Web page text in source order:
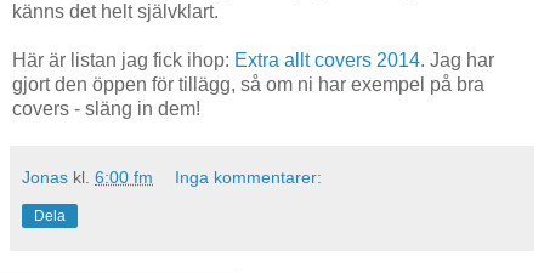
känns det helt självklart.
Här är listan jag fick ihop: Extra allt covers 2014. Jag har
gjort den öppen för tillägg, så om ni har exempel på bra
covers - släng in dem!
Jonas kl. 6:00 fm Inga kommentarer:
Dela